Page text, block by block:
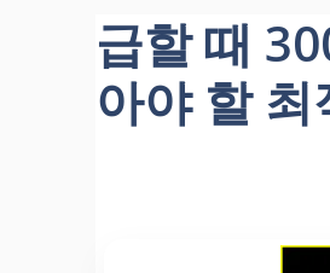
급할 때
아야 할